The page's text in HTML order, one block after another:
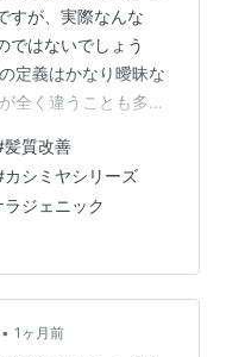
すが、実際なんな
ではないでしょう
定義はかなり曖昧な
全く違うことも多い
知る必要がありま
いための知識を分か
の2大メニュー ​まず
します。 この施術
使った施術を伴うた
持…
髪質改善
カシミヤシリーズ
ラジェニック
• 1ヶ月前